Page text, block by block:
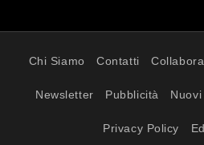
Chi Siamo Contatti Collabora
Newsletter Pubblicità
Privacy Policy